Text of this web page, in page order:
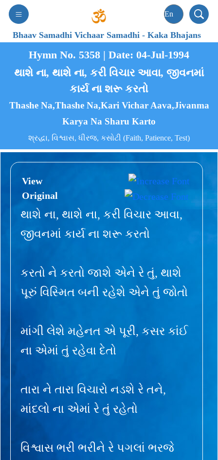
Bhaav Samadhi Vichaar Samadhi-Kaka Bhajans
Hymn No. 5358 | Date: 04-Jul-1994
થાશે ના, થાશે ના, કરી વિચાર આવા, જીવનમાં
કાર્ય ના શરૂ કરતો
Thashe Na,Thashe Na,Kari Vichar Aava,Jivanma
Karya Na Sharu Karto
શ્રદ્ધા, વિશ્વાસ, ધીરજ, કસોટી (Faith, Patience, Test)
View
Original
થાશે ના, થાશે ના, કરી વિચાર આવા,
જીવનમાં કાર્ય ના શરૂ કરતો
કરતો ને કરતો જાશે એને રે તું, થાશે
પૂરું વિસ્મિત બની રહેશે એને તું જોતો
માંગી લેશે મહેનત એ પૂરી, કસર કાંઈ
ના એમાં તું રહેવા દેતો
તારા ને તારા વિચારો નડશે રે તને,
માંદલો ના એમાં રે તું રહેતો
વિશ્વાસ ભરી ભરીને રે પગલાં ભરજે